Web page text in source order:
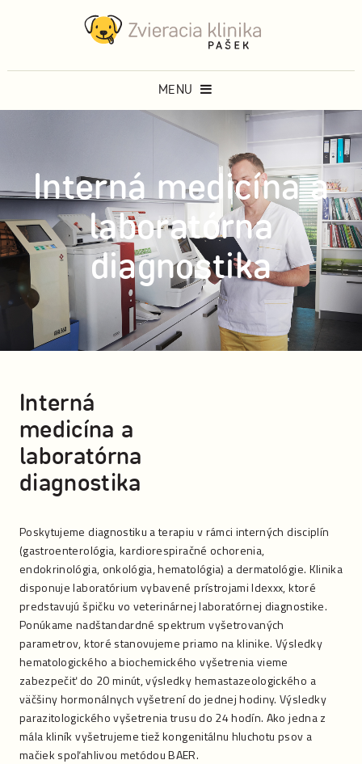
MENU
Interná medicína a
laboratórna
diagnostika
Interná
medicína a
laboratórna
diagnostika
Poskytujeme diagnostiku a terapiu v rámci interných disciplín
(gastroenterológia, kardiorespiračné ochorenia,
endokrinológia, onkológia, hematológia) a dermatológie. Klinika
disponuje laboratórium vybavené prístrojami Idexxx, ktoré
predstavujú špičku vo veterinárnej laboratórnej diagnostike.
Ponúkame nadštandardné spektrum vyšetrovaných
parametrov, ktoré stanovujeme priamo na klinike. Výsledky
hematologického a biochemického vyšetrenia vieme
zabezpečiť do 20 minút, výsledky hemastazeologického a
väčšiny hormonálnych vyšetrení do jednej hodiny. Výsledky
parazitologického vyšetrenia trusu do 24 hodín. Ako jedna z
mála kliník vyšetrujeme tiež kongenitálnu hluchotu psov a
mačiek spoľahlivou metódou BAER.